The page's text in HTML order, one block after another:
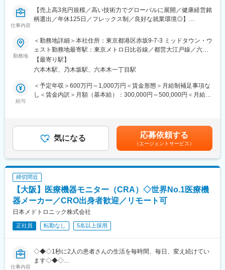
となって成長を牽引している総合医薬品メーカーです。2つの事業
領域を通じ、健康の維持や病気の予防から本格的な治療までを、
健康で美しく、幸せな暮らしを続けたい」との人々の願いに応え
るべく、常に事業の原点を見つめ「健康と美」をテーマとしたあ
らゆる分野に挑戦し続ける企業を目指しています。
仕事内容
【売上高3兆円規模／高い技術力でグローバルに展開／健康経営銘
柄選出／年休125日／フレックス制／良好な就業環境◎】
メディカルシステム事業部では、急成長する内視鏡事業におい
て、新しい価値を提供し続け、世界の内視鏡診療レベルの向上に
貢献することをビジョンとしています。内視鏡事業では、ワール
ドワイドに優位性をもつ新製品のタイムリーな市場投入や、市場
投入された製品の医学的有効性を訴求するための学術活動がとて
も重要です。今回は、内視鏡学術活動の主担当者を増員募集しま
す。
ます。
等）での訪問評価までを推進する
・市場投入された製品の医学的有効性を訴求するため、基幹病院
（大学病院等）との研究活動を推進する
■ポジションの魅力：
営業へフィードバックすることで、製品ひいては事業改善につな
方法があるわけではないため、新たなアイデアや柔軟な発想を発
揮して、医師と相談しながら業務を進められます。
勤務地
＜勤務地詳細＞本社住所：東京都港区赤坂9-7-3 ミッドタウン・ウ
ェスト勤務地最寄駅：東京メトロ日比谷線／都営大江戸線／六本
木駅受動喫煙対策：敷地内全面禁煙変更の範囲：本社及び全国の
拠点
【最寄り駅】
六本木駅、乃木坂駅、六本木一丁目駅
給与
＜予定年収＞600万円～1,000万円＜賃金形態＞月給制補足事項な
し＜賃金内訳＞月額（基本給）：300,000円～500,000円＜月給＞
目安の金額であり、選考を通じて上下する可能性があります。月
給(月額)は固定手当を含めた表記です。
気になる 応募依頼する
（エージェントサービス）
締切間近
【大阪】医療機器モニター（CRA）◇世界No.1医療機
器メーカー／CRO出身者歓迎／リモート可
日本メドトロニック株式会社
正社員 転勤なし 5名以上採用
仕事内容
◇◆◇1秒に2人の患者さんの生活を毎時間、毎日、変え続けてい
ます◇◆◇